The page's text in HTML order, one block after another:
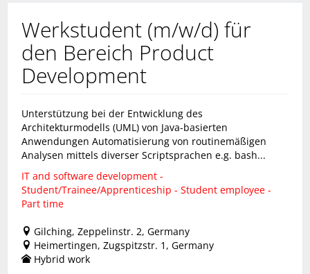
Werkstudent (m/w/d) für
den Bereich Product
Development
Unterstützung bei der Entwicklung des
Architekturmodells (UML) von Java-basierten
Anwendungen Automatisierung von routinemäßigen
Analysen mittels diverser Scriptsprachen e.g. bash...
IT and software development -
Student/Trainee/Apprenticeship - Student employee -
Part time
Gilching, Zeppelinstr. 2, Germany
Heimertingen, Zugspitzstr. 1, Germany
Hybrid work